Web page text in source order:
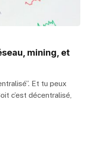
mining, et
Et tu peux
c’est décentralisé,